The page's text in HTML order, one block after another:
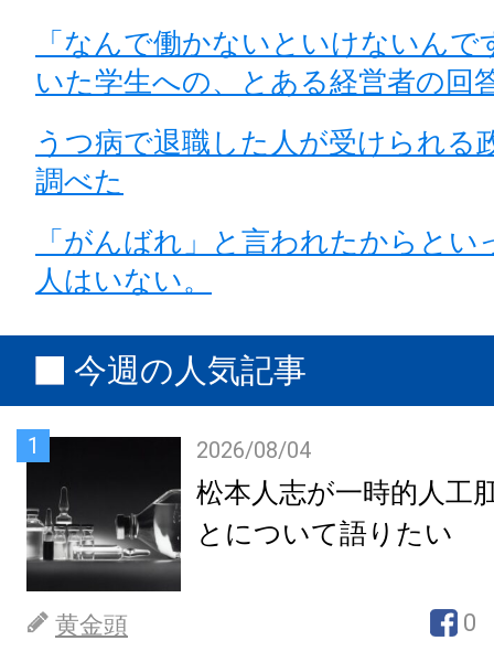
「なんで働かないといけないんで
いた学生への、とある経営者の回
うつ病で退職した人が受けられる
調べた
「がんばれ」と言われたからとい
人はいない。
今週の人気記事
1 2026/08/04
松本人志が一時的人工
とについて語りたい
黄金頭 0